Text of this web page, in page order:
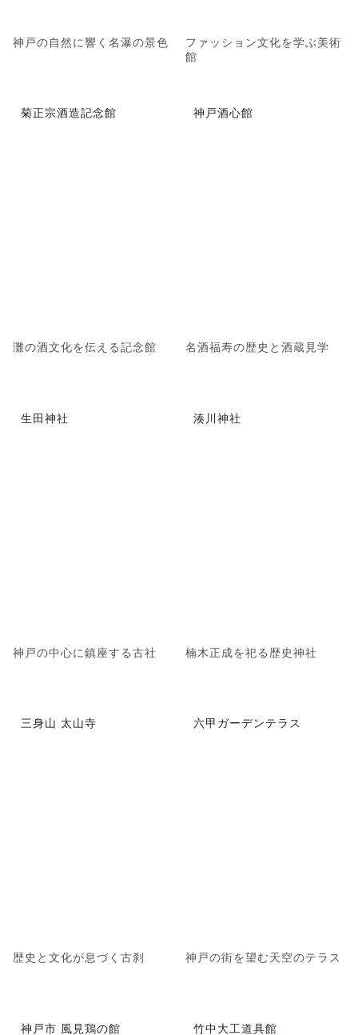
神戸の自然に響く名瀑の景色
ファッション文化を学ぶ美術
館
菊正宗酒造記念館
灘の酒文化を伝える記念館
神戸酒心館
名酒福寿の歴史と酒蔵見学
生田神社
神戸の中心に鎮座する古社
湊川神社
楠木正成を祀る歴史神社
三身山 太山寺
歴史と文化が息づく古刹
六甲ガーデンテラス
神戸の街を望む天空のテラス
神戸市 風見鶏の館 竹中大工道具館